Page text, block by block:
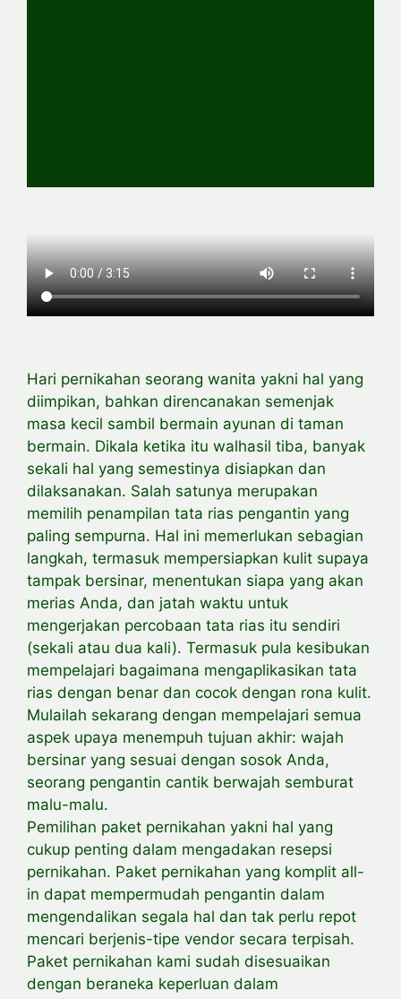
Hari pernikahan seorang wanita yakni hal yang
diimpikan, bahkan direncanakan semenjak
masa kecil sambil bermain ayunan di taman
bermain. Dikala ketika itu walhasil tiba, banyak
sekali hal yang semestinya disiapkan dan
dilaksanakan. Salah satunya merupakan
memilih penampilan tata rias pengantin yang
paling sempurna. Hal ini memerlukan sebagian
langkah, termasuk mempersiapkan kulit supaya
tampak bersinar, menentukan siapa yang akan
merias Anda, dan jatah waktu untuk
mengerjakan percobaan tata rias itu sendiri
(sekali atau dua kali). Termasuk pula kesibukan
mempelajari bagaimana mengaplikasikan tata
rias dengan benar dan cocok dengan rona kulit.
Mulailah sekarang dengan mempelajari semua
aspek upaya menempuh tujuan akhir: wajah
bersinar yang sesuai dengan sosok Anda,
seorang pengantin cantik berwajah semburat
malu-malu.
Pemilihan paket pernikahan yakni hal yang
cukup penting dalam mengadakan resepsi
pernikahan. Paket pernikahan yang komplit all-
in dapat mempermudah pengantin dalam
mengendalikan segala hal dan tak perlu repot
mencari berjenis-tipe vendor secara terpisah.
Paket pernikahan kami sudah disesuaikan
dengan beraneka keperluan dalam